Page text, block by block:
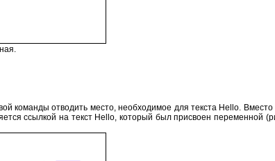
команды отводить место, необходимое для текста Hello.
ссылкой на текст Hello, который был присвоен переменной